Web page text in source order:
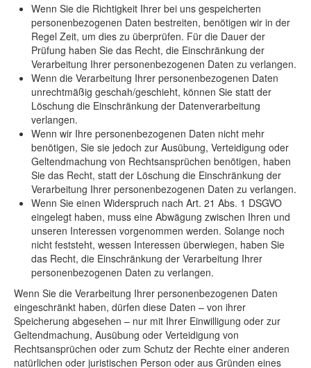
Wenn Sie die Richtigkeit Ihrer bei uns gespeicherten
personenbezogenen Daten bestreiten, benötigen wir in der
Regel Zeit, um dies zu überprüfen. Für die Dauer der
Prüfung haben Sie das Recht, die Einschränkung der
Verarbeitung Ihrer personenbezogenen Daten zu verlangen.
Wenn die Verarbeitung Ihrer personenbezogenen Daten
unrechtmäßig geschah/geschieht, können Sie statt der
Löschung die Einschränkung der Datenverarbeitung
verlangen.
Wenn wir Ihre personenbezogenen Daten nicht mehr
benötigen, Sie sie jedoch zur Ausübung, Verteidigung oder
Geltendmachung von Rechtsansprüchen benötigen, haben
Sie das Recht, statt der Löschung die Einschränkung der
Verarbeitung Ihrer personenbezogenen Daten zu verlangen.
Wenn Sie einen Widerspruch nach Art. 21 Abs. 1 DSGVO
eingelegt haben, muss eine Abwägung zwischen Ihren und
unseren Interessen vorgenommen werden. Solange noch
nicht feststeht, wessen Interessen überwiegen, haben Sie
das Recht, die Einschränkung der Verarbeitung Ihrer
personenbezogenen Daten zu verlangen.
Wenn Sie die Verarbeitung Ihrer personenbezogenen Daten
eingeschränkt haben, dürfen diese Daten – von ihrer
Speicherung abgesehen – nur mit Ihrer Einwilligung oder zur
Geltendmachung, Ausübung oder Verteidigung von
Rechtsansprüchen oder zum Schutz der Rechte einer anderen
natürlichen oder juristischen Person oder aus Gründen eines